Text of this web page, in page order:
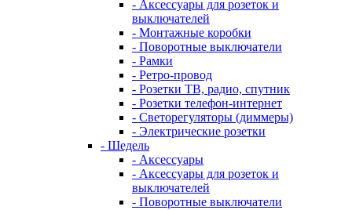
- Аксессуары для розеток и
выключателей
- Монтажные коробки
- Поворотные выключатели
- Рамки
- Ретро-провод
- Розетки ТВ, радио, спутник
- Розетки телефон-интернет
- Светорегуляторы (диммеры)
- Электрические розетки
- Шедель
- Аксессуары
- Аксессуары для розеток и
выключателей
- Поворотные выключатели